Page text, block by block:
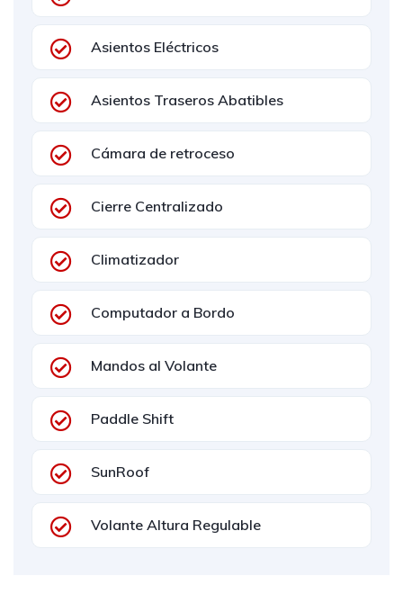
Asientos Eléctricos
Asientos Traseros Abatibles
Cámara de retroceso
Cierre Centralizado
Climatizador
Computador a Bordo
Mandos al Volante
Paddle Shift
SunRoof
Volante Altura Regulable